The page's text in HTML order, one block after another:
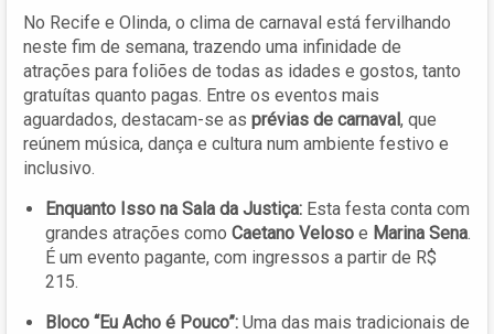
No Recife e Olinda, o clima de carnaval está fervilhando
neste fim de semana, trazendo uma infinidade de
atrações para foliões de todas as idades e gostos, tanto
gratuítas quanto pagas. Entre os eventos mais
aguardados, destacam-se as prévias de carnaval, que
reúnem música, dança e cultura num ambiente festivo e
inclusivo.
Enquanto Isso na Sala da Justiça: Esta festa conta com
grandes atrações como Caetano Veloso e Marina Sena.
É um evento pagante, com ingressos a partir de R$
215.
Bloco “Eu Acho é Pouco”: Uma das mais tradicionais de